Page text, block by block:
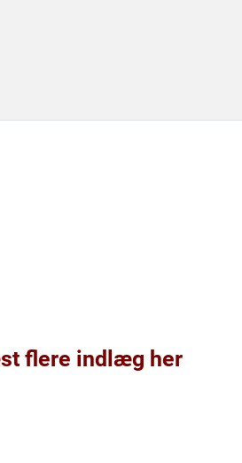
flere indlæg her